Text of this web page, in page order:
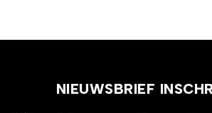
NIEUWSBRIEF